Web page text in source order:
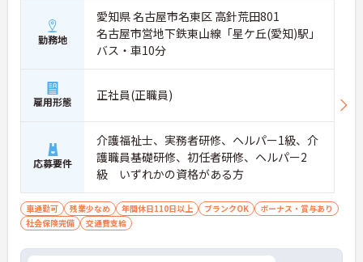
勤務地
愛知県 名古屋市名東区 高針荒田801
名古屋市営地下鉄東山線「星ケ丘(愛知)駅」
バス・車10分
雇用形態 正社員(正職員)
応募要件
介護福祉士、実務者研修、ヘルパー1級、介
護職員基礎研修、初任者研修、ヘルパー2
級 いずれかの資格がある方
車通勤可 残業少なめ 年間休日110日以上 ブランクOK
ボーナス・賞与あり
社会保険完備
交通費支給